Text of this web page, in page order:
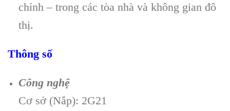
chỉnh – trong các tòa nhà và không gian đô
thị.
Thông số
Công nghệ
Cơ sở (Nắp): 2G21